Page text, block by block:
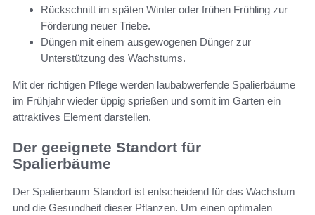
Rückschnitt im späten Winter oder frühen Frühling zur
Förderung neuer Triebe.
Düngen mit einem ausgewogenen Dünger zur
Unterstützung des Wachstums.
Mit der richtigen Pflege werden laubabwerfende Spalierbäume
im Frühjahr wieder üppig sprießen und somit im Garten ein
attraktives Element darstellen.
Der geeignete Standort für
Spalierbäume
Der Spalierbaum Standort ist entscheidend für das Wachstum
und die Gesundheit dieser Pflanzen. Um einen optimalen